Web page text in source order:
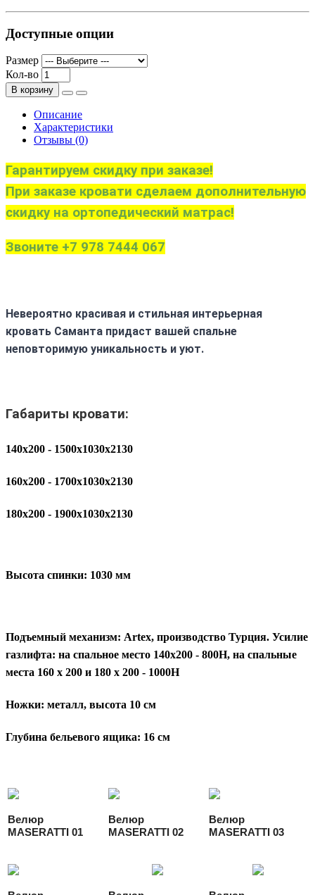
Доступные опции
Размер
Кол-во
В корзину
Описание
Характеристики
Отзывы (0)
Гарантируем скидку при заказе!
При заказе кровати сделаем дополнительную
скидку на ортопедический матрас!
Звоните +7 978 7444 067
Невероятно красивая и стильная интерьерная
кровать Саманта придаст вашей спальне
неповторимую уникальность и уют.
Габариты кровати:
140x200 - 1500х1030х2130
160х200 - 1700х1030х2130
180х200 - 1900х1030х2130
Высота спинки: 1030 мм
Подъемный механизм: Artex, производство Турция. Усилие
газлифта: на спальное место 140х200 - 800Н, на спальные
места 160 х 200 и 180 х 200 - 1000Н
Ножки: металл, высота 10 см
Глубина бельевого ящика: 16 см
Велюр
MASERATTI 01
Велюр
MASERATTI 02
Велюр
MASERATTI 03